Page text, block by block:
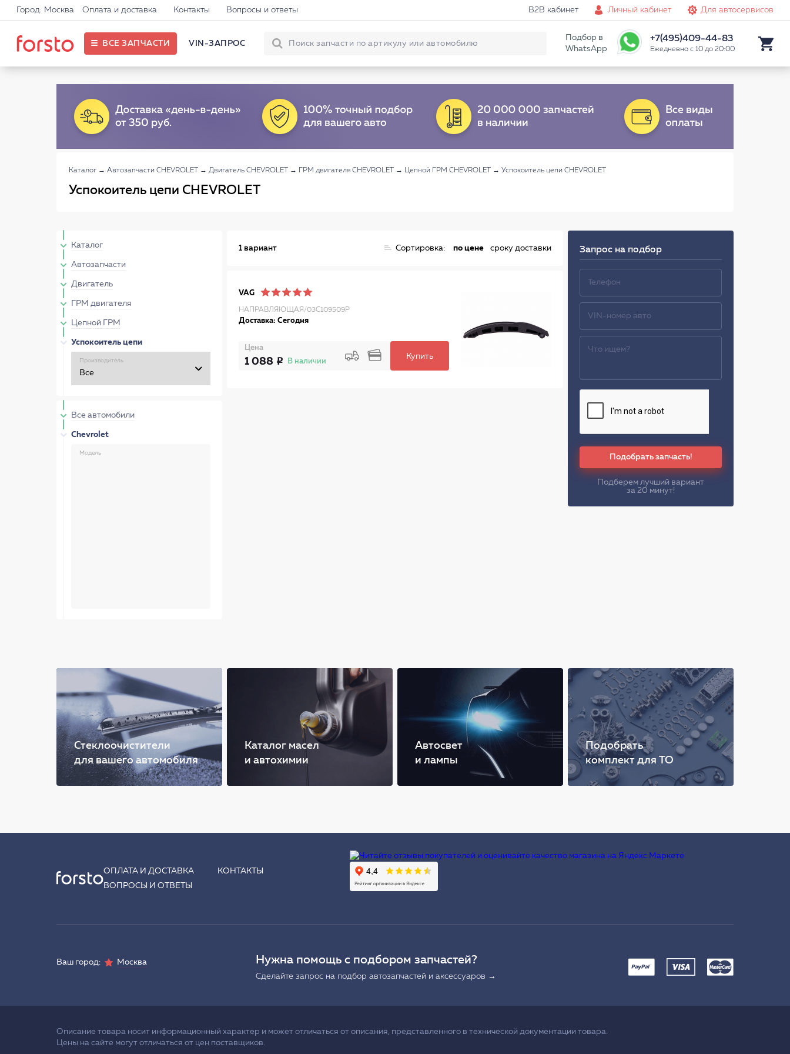
Город: Москва Оплата и доставка Контакты Вопросы и ответы B2B кабинет Личный кабинет Для автосервисов
ВСЕ ЗАПЧАСТИ VIN-ЗАПРОС
Подбор в
WhatsApp
+7(495)409-44-83
Ежедневно с 10 до 20:00
Каталог → Автозапчасти CHEVROLET → Двигатель CHEVROLET → ГРМ двигателя CHEVROLET → Цепной ГРМ CHEVROLET → Успокоитель цепи CHEVROLET
Успокоитель цепи CHEVROLET
Каталог
Автозапчасти
Двигатель
ГРМ двигателя
Цепной ГРМ
Успокоитель цепи
Производитель
Все автомобили
Chevrolet
Модель
1 вариант Сортировка: по цене сроку доставки
VAG
НАПРАВЛЯЮЩАЯ/03C109509P
Доставка: Сегодня
Цена
1 088 В наличии
Купить
Запрос на подбор
Подобрать запчасть!
Подберем лучший вариант
за 20 минут!
Стеклоочистители
для вашего автомобиля
Каталог масел
и автохимии
Автосвет
и лампы
Подобрать
комплект для ТО
ОПЛАТА И ДОСТАВКА
КОНТАКТЫ
ВОПРОСЫ И ОТВЕТЫ
Ваш город: Москва Нужна помощь с подбором запчастей?
Сделайте запрос на подбор автозапчастей и аксессуаров →
Описание товара носит информационный характер и может отличаться от описания, представленного в технической документации товара.
Цены на сайте могут отличаться от цен поставщиков.